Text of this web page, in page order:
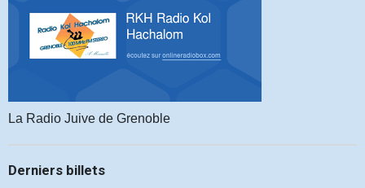
La Radio Juive de Grenoble
Derniers billets